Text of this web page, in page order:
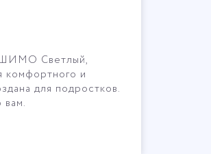
ШИМО Светлый,
комфортного и
для подростков.
вам.